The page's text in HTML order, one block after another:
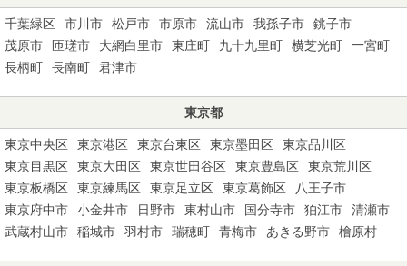
千葉緑区 市川市 松戸市 市原市 流山市 我孫子市
銚子市
茂原市
匝瑳市 大網白里市 東庄町 九十九里町 横芝光町
一宮町
長柄町
長南町 君津市
東京都
東京中央区 東京港区 東京台東区 東京墨田区
東京品川区
東京目黒区
東京大田区 東京世田谷区 東京豊島区
東京荒川区
東京板橋区
東京練馬区 東京足立区 東京葛飾区
八王子市
東京府中市
小金井市 日野市 東村山市 国分寺市 狛江市
清瀬市
武蔵村山市
稲城市 羽村市 瑞穂町 青梅市 あきる野市 檜原村